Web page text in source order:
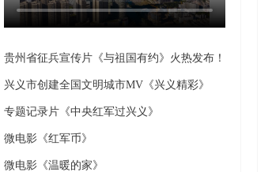
贵州省征兵宣传片《与祖国有约》火热发布！
兴义市创建全国文明城市MV《兴义精彩》
专题记录片《中央红军过兴义》
微电影《红军币》
微电影《温暖的家》